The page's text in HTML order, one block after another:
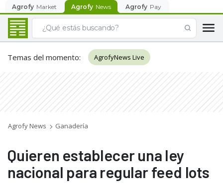
Agrofy Market Agrofy News Agrofy Pay
Temas del momento: AgrofyNews Live
Agrofy News Ganadería
Quieren establecer una ley
nacional para regular feed lots